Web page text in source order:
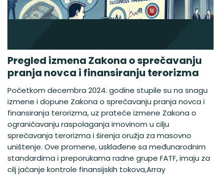
Pregled izmena Zakona o sprečavanju
pranja novca i finansiranju terorizma
Početkom decembra 2024. godine stupile su na snagu
izmene i dopune Zakona o sprečavanju pranja novca i
finansiranja terorizma, uz prateće izmene Zakona o
ograničavanju raspolaganja imovinom u cilju
sprečavanja terorizma i širenja oružja za masovno
uništenje. Ove promene, usklađene sa međunarodnim
standardima i preporukama radne grupe FATF, imaju za
cilj jačanje kontrole finansijskih tokova,Array